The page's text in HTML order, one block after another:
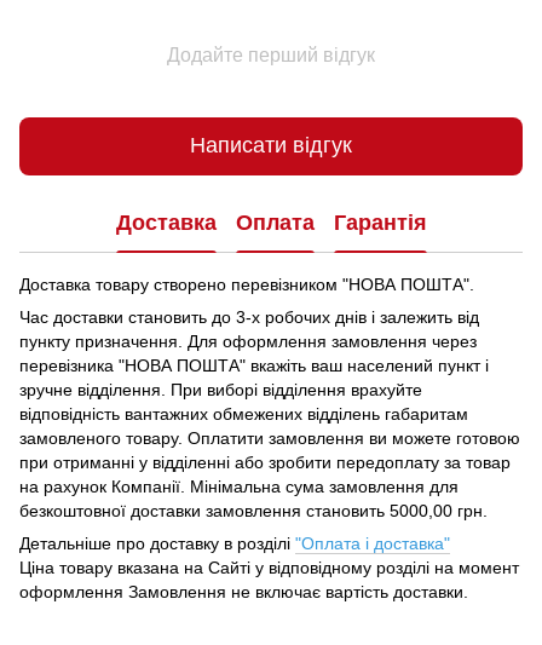
Додайте перший відгук
Написати відгук
Доставка Оплата Гарантія
Доставка товару створено перевізником "НОВА ПОШТА".
Час доставки становить до 3-х робочих днів і залежить від
пункту призначення. Для оформлення замовлення через
перевізника "НОВА ПОШТА" вкажіть ваш населений пункт і
зручне відділення.
При виборі відділення врахуйте
відповідність вантажних обмежених відділень габаритам
замовленого товару. Оплатити замовлення ви можете готовою
при отриманні у відділенні або зробити передоплату за товар
на рахунок Компанії. Мінімальна сума замовлення для
безкоштовної доставки замовлення становить 5000,00 грн.
Детальніше про доставку в розділі "Оплата і доставка"
Ціна товару вказана на Сайті у відповідному розділі на момент
оформлення Замовлення не включає вартість доставки.